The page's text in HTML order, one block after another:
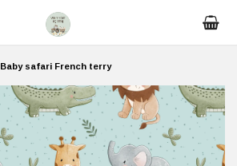
Baby safari French terry